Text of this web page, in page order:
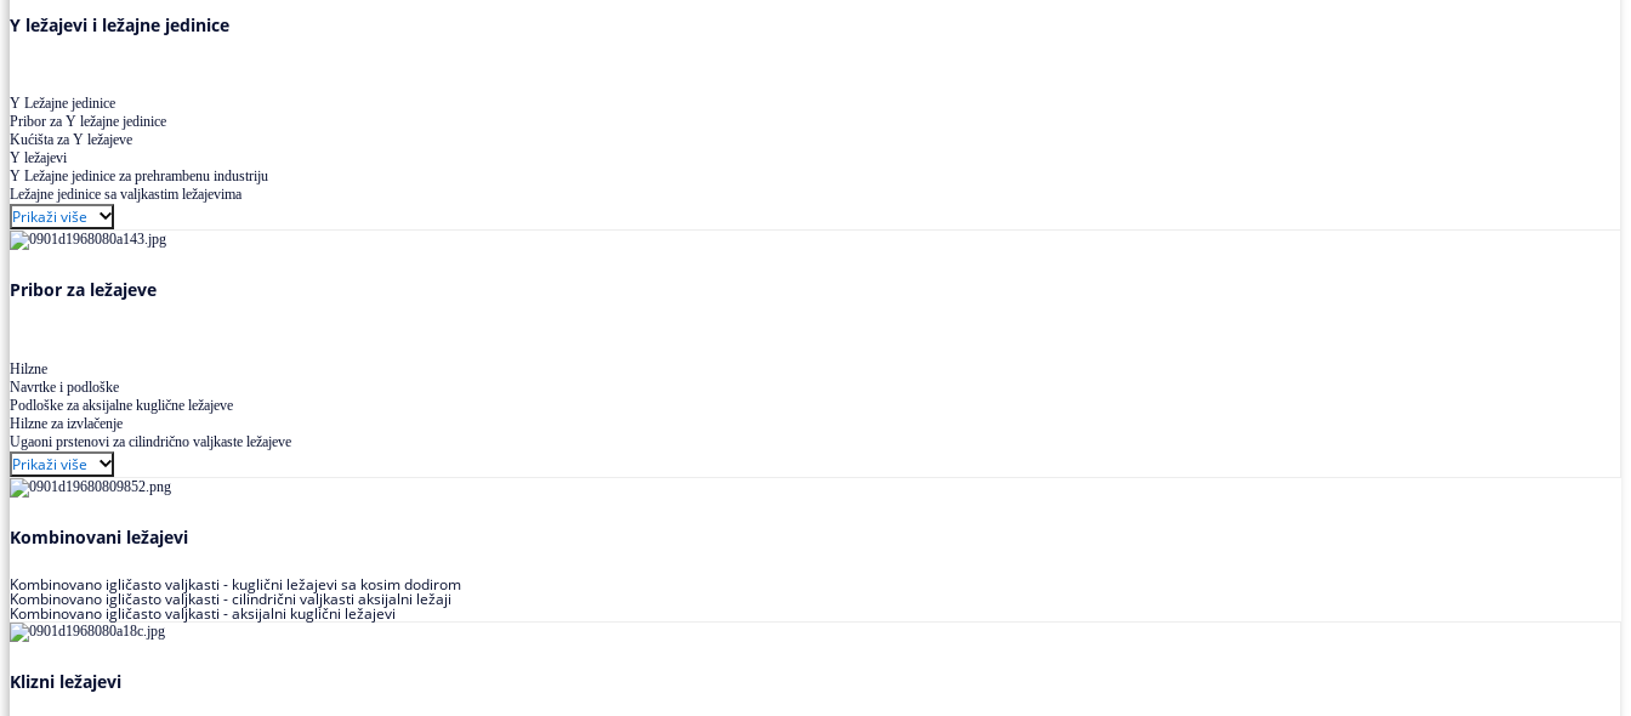
Y ležajevi i ležajne jedinice
Y Ležajne jedinice
Pribor za Y ležajne jedinice
Kućišta za Y ležajeve
Y ležajevi
Y Ležajne jedinice za prehrambenu industriju
Ležajne jedinice sa valjkastim ležajevima
Prikaži više
Pribor za ležajeve
Hilzne
Navrtke i podloške
Podloške za aksijalne kuglične ležajeve
Hilzne za izvlačenje
Ugaoni prstenovi za cilindrično valjkaste ležajeve
Prikaži više
Kombinovani ležajevi
Kombinovano igličasto valjkasti - kuglični ležajevi sa kosim dodirom
Kombinovano igličasto valjkasti - cilindrični valjkasti aksijalni ležaji
Kombinovano igličasto valjkasti - aksijalni kuglični ležajevi
Klizni ležajevi